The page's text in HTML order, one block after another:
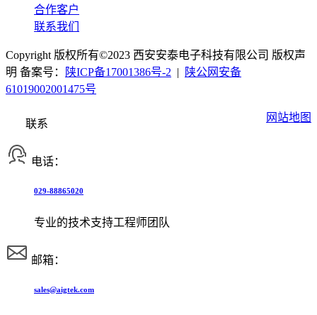
合作客户
联系我们
Copyright 版权所有©2023 西安安泰电子科技有限公司 版权声
明 备案号：
陕ICP备17001386号-2 |
陕公网安备
61019002001475号
网站地图
联系
电话：
029-88865020
专业的技术支持工程师团队
邮箱：
sales@aigtek.com